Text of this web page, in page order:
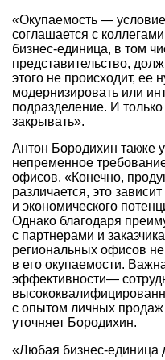
«Окупаемость —
соглашается с
бизнес-единица, в том
представительство,
этого не происходит,
модернизировать или
подразделение. И
закрывать».
Антон Бородихин также
непременное
офисов. «Конечно,
различается, это
и экономического
Однако благодаря
с партнерами и
региональных офисов
в его окупаемости.
эффективности—
с опытом личных
уточняет Бородихин.
«Любая бизнес-единица